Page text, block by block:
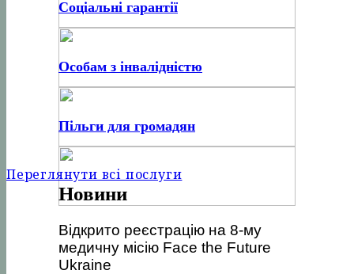
Соціальні гарантії
Особам з інвалідністю
Пільги для громадян
Переглянути всі послуги
Новини
Відкрито реєстрацію на 8-му
медичну місію Face the Future
Ukraine